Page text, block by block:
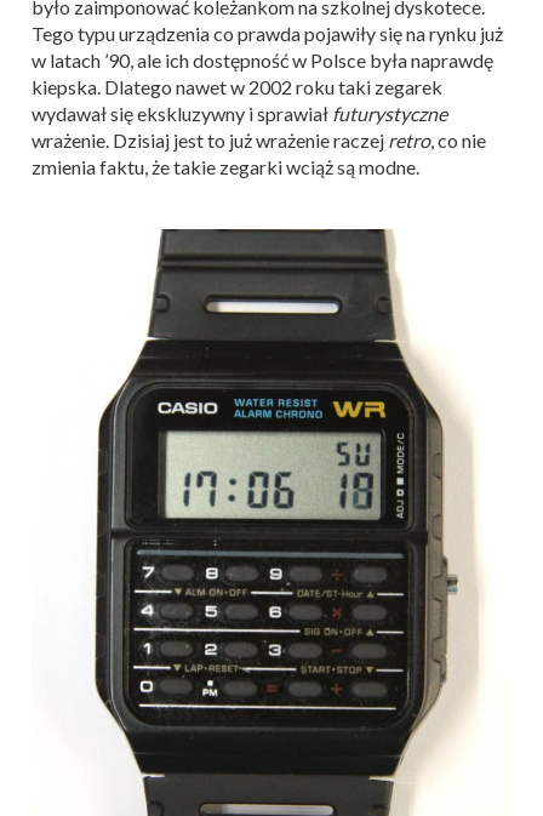
było zaimponować koleżankom na szkolnej dyskotece.
Tego typu urządzenia co prawda pojawiły się na rynku już
w latach ’90, ale ich dostępność w Polsce była naprawdę
kiepska. Dlatego nawet w 2002 roku taki zegarek
wydawał się ekskluzywny i sprawiał futurystyczne
wrażenie. Dzisiaj jest to już wrażenie raczej retro, co nie
zmienia faktu, że takie zegarki wciąż są modne.